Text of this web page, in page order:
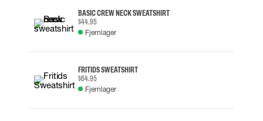
BASIC CREW NECK SWEATSHIRT
$44.95
Fjernlager
FRITIDS SWEATSHIRT
$64.95
Fjernlager